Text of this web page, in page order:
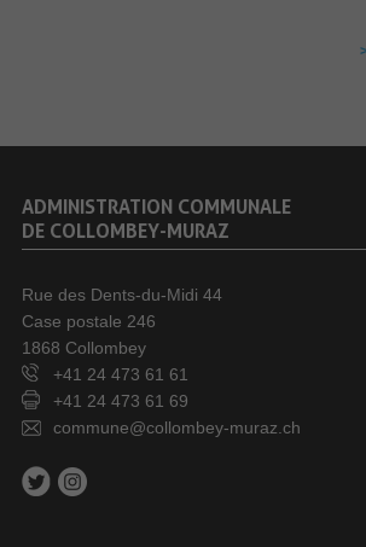
ADMINISTRATION COMMUNALE
DE COLLOMBEY-MURAZ
Rue des Dents-du-Midi 44
Case postale 246
1868 Collombey
+41 24 473 61 61
+41 24 473 61 69
commune@collombey-muraz.ch